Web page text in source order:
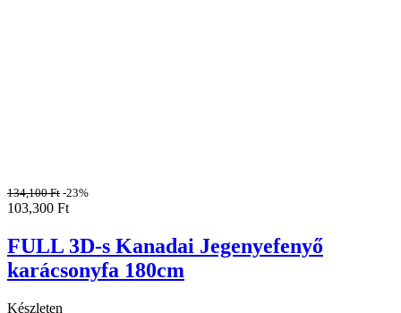
134,100Ft -23%
103,300 Ft
FULL 3D-s Kanadai Jegenyefenyő
karácsonyfa 180cm
Készleten